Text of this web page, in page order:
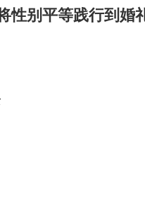
性别平等践行到婚